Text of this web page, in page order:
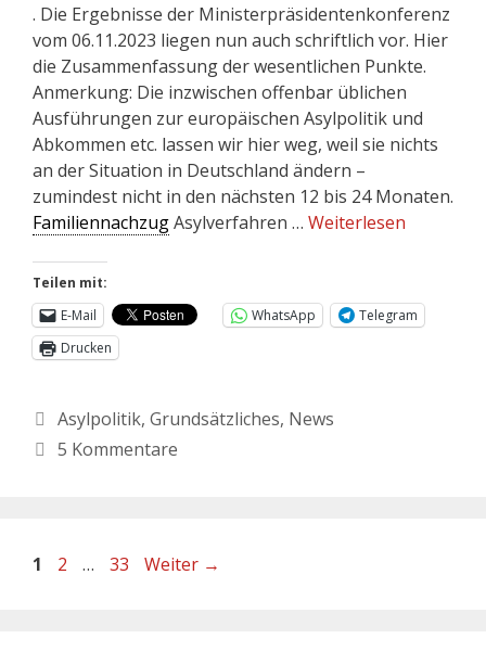
. Die Ergebnisse der Ministerpräsidentenkonferenz
vom 06.11.2023 liegen nun auch schriftlich vor. Hier
die Zusammenfassung der wesentlichen Punkte.
Anmerkung: Die inzwischen offenbar üblichen
Ausführungen zur europäischen Asylpolitik und
Abkommen etc. lassen wir hier weg, weil sie nichts
an der Situation in Deutschland ändern –
zumindest nicht in den nächsten 12 bis 24 Monaten.
FamiliennachzugAsylverfahren … Weiterlesen
Teilen mit:
E-Mail
WhatsApp
Telegram
Drucken
Asylpolitik, Grundsätzliches, News
5 Kommentare
1 2 … 33 Weiter →